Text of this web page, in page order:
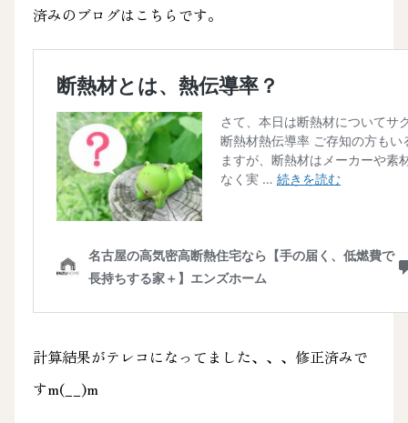
済みのブログはこちらです。
計算結果がテレコになってました、、、修正済みで
すm(__)m